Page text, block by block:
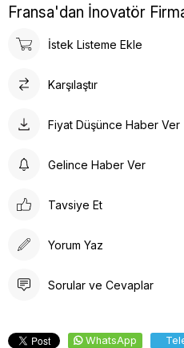
Fransa'dan İnovatör
İstek Listeme Ekle
Karşılaştır
Fiyat Düşünce Haber Ver
Gelince Haber Ver
Tavsiye Et
Yorum Yaz
Sorular ve Cevaplar
WhatsApp